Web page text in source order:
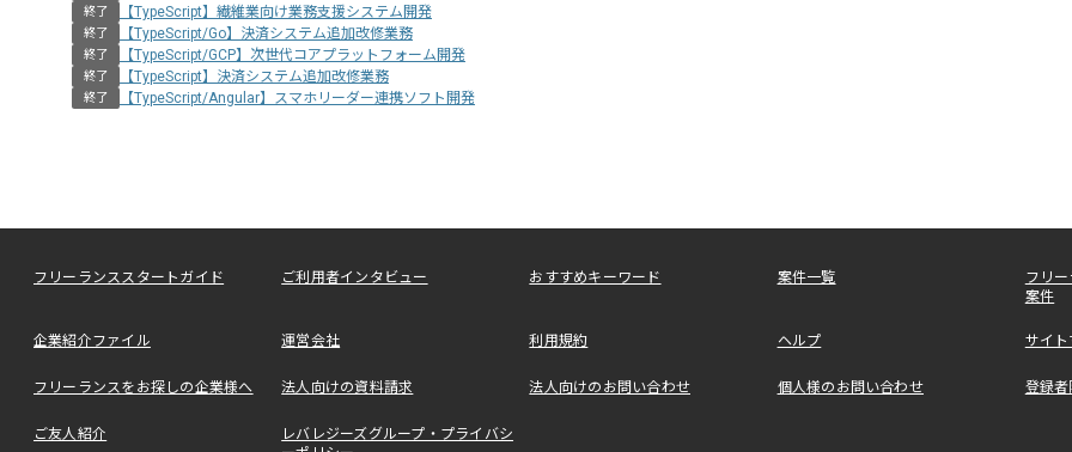
終了 【TypeScript】繊維業向け業務支援システム開発
終了 【TypeScript/Go】決済システム追加改修業務
終了 【TypeScript/GCP】次世代コアプラットフォーム開発
終了 【TypeScript】決済システム追加改修業務
終了 【TypeScript/Angular】スマホリーダー連携ソフト開発
フリーランススタートガイド ご利用者インタビュー おすすめキーワード 案件一覧
フリ
案件
企業紹介ファイル 運営会社 利用規約 ヘルプ サイ
フリーランスをお探しの企業様へ 法人向けの資料請求 法人向けのお問い合わせ 個人様のお問い合わせ 登録者
ご友人紹介
レバレジーズグループ・プライバシ